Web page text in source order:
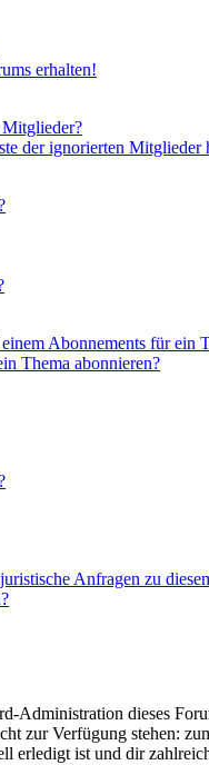
erhalten!
der ignorierten Mitglieder
Abonnements für ein
Thema abonnieren?
Anfragen zu
dieses
zur Verfügung stehen:
erledigt ist und dir